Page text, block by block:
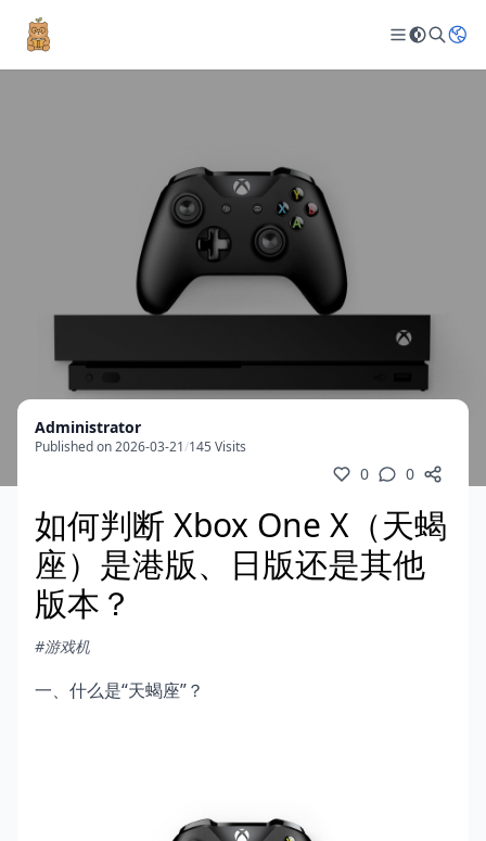
Administrator
Published on 2026-03-21/145 Visits
0 0
如何判断 Xbox One X（天蝎
座）是港版、日版还是其他
版本？
#游戏机
一、什么是“天蝎座”？